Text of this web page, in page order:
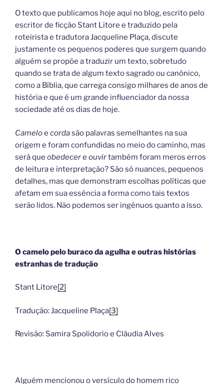
O texto que publicamos hoje aqui no blog, escrito pelo
escritor de ficção Stant Litore e traduzido pela
roteirista e tradutora Jacqueline Plaça, discute
justamente os pequenos poderes que surgem quando
alguém se propõe a traduzir um texto, sobretudo
quando se trata de algum texto sagrado ou canônico,
como a Bíblia, que carrega consigo milhares de anos de
história e que é um grande influenciador da nossa
sociedade até os dias de hoje.
Cameloe cordasão palavras semelhantes na sua
origem e foram confundidas no meio do caminho, mas
será que obedecere ouvirtambém foram meros erros
de leitura e interpretação? São só nuances, pequenos
detalhes, mas que demonstram escolhas políticas que
afetam em sua essência a forma como tais textos
serão lidos. Não podemos ser ingênuos quanto a isso.
O camelo pelo buraco da agulha e outras histórias
estranhas de tradução
Stant Litore[2]
Tradução: Jacqueline Plaça[3]
Revisão: Samira Spolidorio e Cláudia Alves
Alguém mencionou o versículo do homem rico